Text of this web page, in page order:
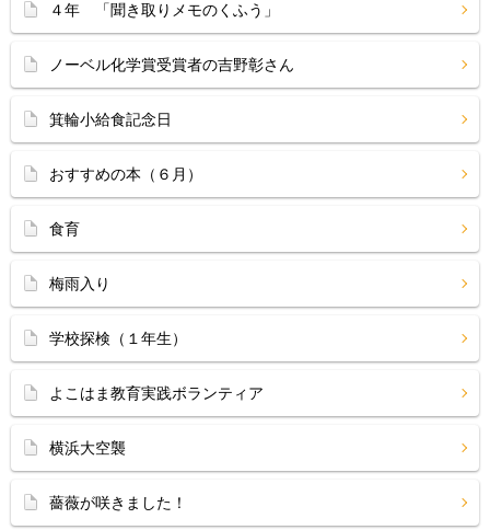
４年 「聞き取りメモのくふう」
ノーベル化学賞受賞者の吉野彰さん
箕輪小給食記念日
おすすめの本（６月）
食育
梅雨入り
学校探検（１年生）
よこはま教育実践ボランティア
横浜大空襲
薔薇が咲きました！